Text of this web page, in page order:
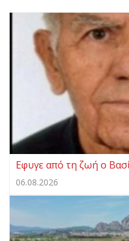
Eφυγε από τη ζωή ο
06.08.2026